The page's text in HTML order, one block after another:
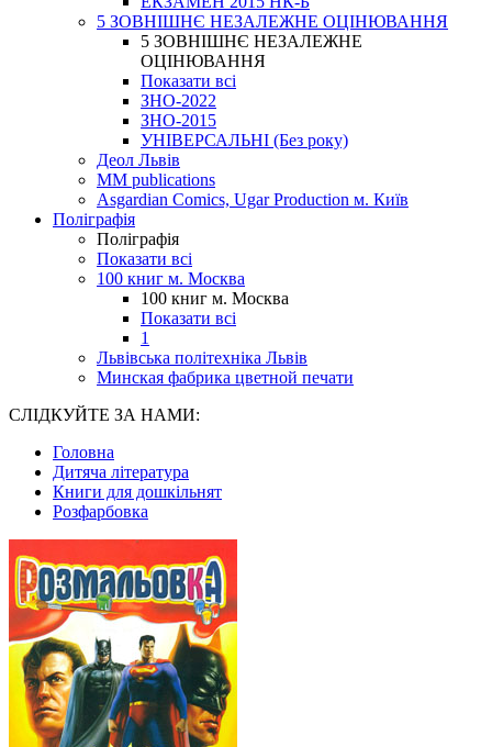
5 ЗОВНІШНЄ НЕЗАЛЕЖНЕ ОЦІНЮВАННЯ
5 ЗОВНІШНЄ НЕЗАЛЕЖНЕ
ОЦІНЮВАННЯ
Показати всі
ЗНО-2022
ЗНО-2015
УНІВЕРСАЛЬНІ (Без року)
Деол Львів
MM publications
Asgardian Comics, Ugar Production м. Київ
Поліграфія
Поліграфія
Показати всі
100 книг м. Москва
100 книг м. Москва
Показати всі
1
Львівська політехніка Львів
Минская фабрика цветной печати
СЛІДКУЙТЕ ЗА НАМИ:
Головна
Дитяча література
Книги для дошкільнят
Розфарбовка